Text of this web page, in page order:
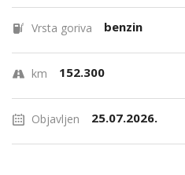
Vrsta goriva benzin
km 152.300
Objavljen 25.07.2026.